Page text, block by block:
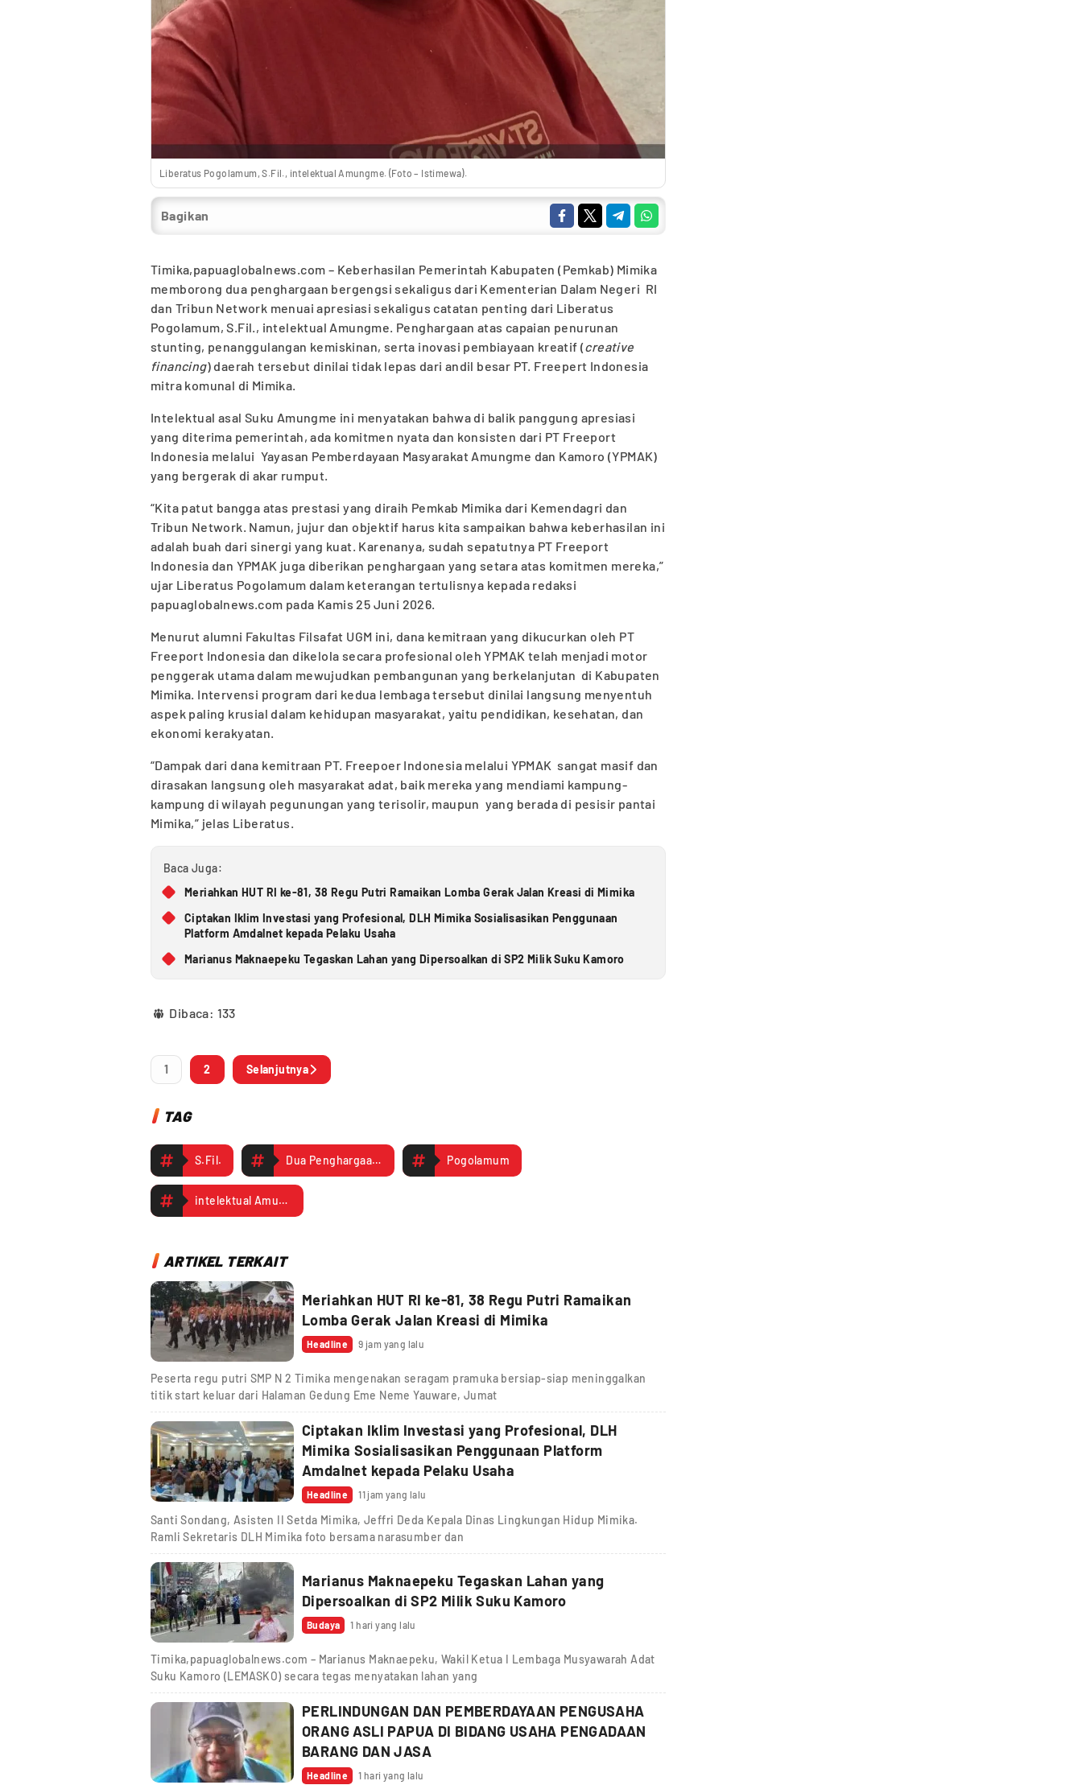
Liberatus Pogolamum, S.Fil., intelektual Amungme. (Foto – Istimewa).
Bagikan
Timika,papuaglobalnews.com – Keberhasilan Pemerintah Kabupaten (Pemkab) Mimika
memborong dua penghargaan bergengsi sekaligus dari Kementerian Dalam Negeri RI
dan Tribun Network menuai apresiasi sekaligus catatan penting dari Liberatus
Pogolamum, S.Fil., intelektual Amungme. Penghargaan atas capaian penurunan
stunting, penanggulangan kemiskinan, serta inovasi pembiayaan kreatif (creative
financing) daerah tersebut dinilai tidak lepas dari andil besar PT. Freepert Indonesia
mitra komunal di Mimika.
Intelektual asal Suku Amungme ini menyatakan bahwa di balik panggung apresiasi
yang diterima pemerintah, ada komitmen nyata dan konsisten dari PT Freeport
Indonesia melalui Yayasan Pemberdayaan Masyarakat Amungme dan Kamoro (YPMAK)
yang bergerak di akar rumput.
“Kita patut bangga atas prestasi yang diraih Pemkab Mimika dari Kemendagri dan
Tribun Network. Namun, jujur dan objektif harus kita sampaikan bahwa keberhasilan ini
adalah buah dari sinergi yang kuat. Karenanya, sudah sepatutnya PT Freeport
Indonesia dan YPMAK juga diberikan penghargaan yang setara atas komitmen mereka,”
ujar Liberatus Pogolamum dalam keterangan tertulisnya kepada redaksi
papuaglobalnews.com pada Kamis 25 Juni 2026.
Menurut alumni Fakultas Filsafat UGM ini, dana kemitraan yang dikucurkan oleh PT
Freeport Indonesia dan dikelola secara profesional oleh YPMAK telah menjadi motor
penggerak utama dalam mewujudkan pembangunan yang berkelanjutan di Kabupaten
Mimika. Intervensi program dari kedua lembaga tersebut dinilai langsung menyentuh
aspek paling krusial dalam kehidupan masyarakat, yaitu pendidikan, kesehatan, dan
ekonomi kerakyatan.
“Dampak dari dana kemitraan PT. Freepoer Indonesia melalui YPMAK sangat masif dan
dirasakan langsung oleh masyarakat adat, baik mereka yang mendiami kampung-
kampung di wilayah pegunungan yang terisolir, maupun yang berada di pesisir pantai
Mimika,” jelas Liberatus.
Baca Juga:
Meriahkan HUT RI ke-81, 38 Regu Putri Ramaikan Lomba Gerak Jalan Kreasi di Mimika
Ciptakan Iklim Investasi yang Profesional, DLH Mimika Sosialisasikan Penggunaan
Platform Amdalnet kepada Pelaku Usaha
Marianus Maknaepeku Tegaskan Lahan yang Dipersoalkan di SP2 Milik Suku Kamoro
Dibaca: 133
1 2 Selanjutnya
TAG
S.Fil. Dua Penghargaan Bergengsi Pekab Mimika : PT Freeport Indonesia dan YPMAK Layak Terima Apresiasi Serupa Pogolamum
intelektual Amungme
ARTIKEL TERKAIT
Meriahkan HUT RI ke-81, 38 Regu Putri Ramaikan
Lomba Gerak Jalan Kreasi di Mimika
Headline 9 jam yang lalu
Peserta regu putri SMP N 2 Timika mengenakan seragam pramuka bersiap-siap meninggalkan
titik start keluar dari Halaman Gedung Eme Neme Yauware, Jumat
Ciptakan Iklim Investasi yang Profesional, DLH
Mimika Sosialisasikan Penggunaan Platform
Amdalnet kepada Pelaku Usaha
Headline 11 jam yang lalu
Santi Sondang, Asisten II Setda Mimika, Jeffri Deda Kepala Dinas Lingkungan Hidup Mimika.
Ramli Sekretaris DLH Mimika foto bersama narasumber dan
Marianus Maknaepeku Tegaskan Lahan yang
Dipersoalkan di SP2 Milik Suku Kamoro
Budaya 1 hari yang lalu
Timika,papuaglobalnews.com – Marianus Maknaepeku, Wakil Ketua I Lembaga Musyawarah Adat
Suku Kamoro (LEMASKO) secara tegas menyatakan lahan yang
PERLINDUNGAN DAN PEMBERDAYAAN PENGUSAHA
ORANG ASLI PAPUA DI BIDANG USAHA PENGADAAN
BARANG DAN JASA
Headline 1 hari yang lalu